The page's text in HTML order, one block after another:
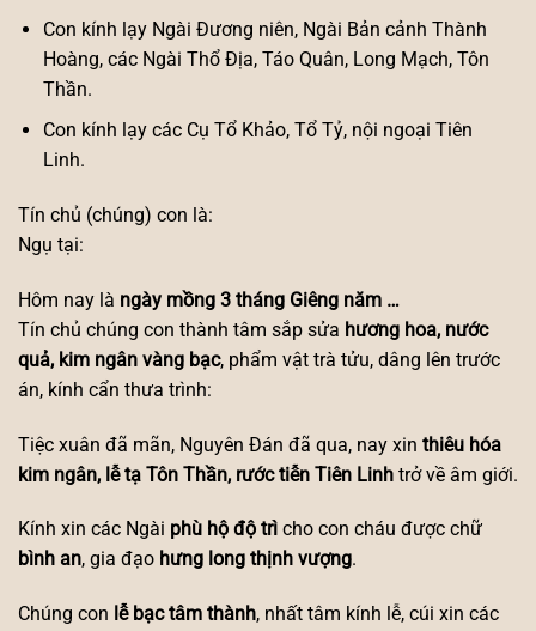
Con kính lạy Ngài Đương niên, Ngài Bản cảnh Thành
Hoàng, các Ngài Thổ Địa, Táo Quân, Long Mạch, Tôn
Thần.
Con kính lạy các Cụ Tổ Khảo, Tổ Tỷ, nội ngoại Tiên
Linh.
Tín chủ (chúng) con là:
Ngụ tại:
Hôm nay là ngày mồng 3 tháng Giêng năm …
Tín chủ chúng con thành tâm sắp sửa hương hoa, nước
quả, kim ngân vàng bạc, phẩm vật trà tửu, dâng lên trước
án, kính cẩn thưa trình:
Tiệc xuân đã mãn, Nguyên Đán đã qua, nay xin thiêu hóa
kim ngân, lễ tạ Tôn Thần, rước tiễn Tiên Linh trở về âm giới.
Kính xin các Ngài phù hộ độ trì cho con cháu được chữ
bình an, gia đạo hưng long thịnh vượng.
Chúng con lễ bạc tâm thành, nhất tâm kính lễ, cúi xin các